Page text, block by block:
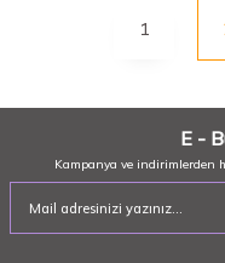
1
E -
Kampanya ve indirimlerden